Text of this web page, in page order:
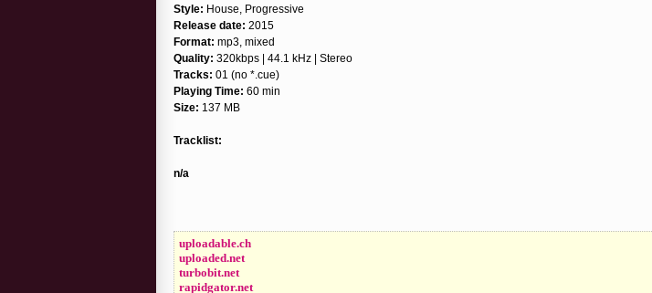
Style: House, Progressive
Release date: 2015
Format: mp3, mixed
Quality: 320kbps | 44.1 kHz | Stereo
Tracks: 01 (no *.cue)
Playing Time: 60 min
Size: 137 MB
Tracklist:
n/a
uploadable.ch
uploaded.net
turbobit.net
rapidgator.net